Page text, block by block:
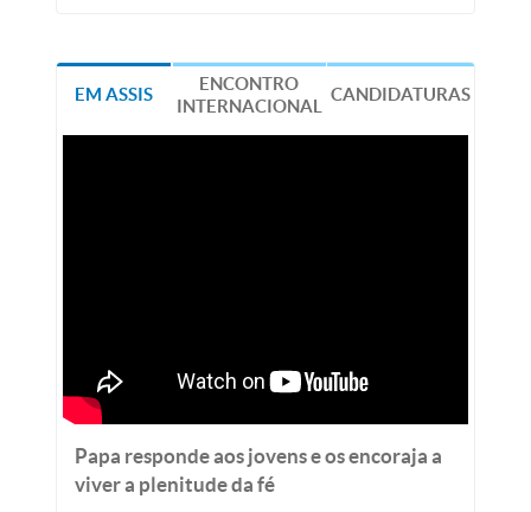
EM ASSIS
ENCONTRO
INTERNACIONAL
CANDIDATURAS
Papa responde aos jovens e os encoraja a
viver a plenitude da fé